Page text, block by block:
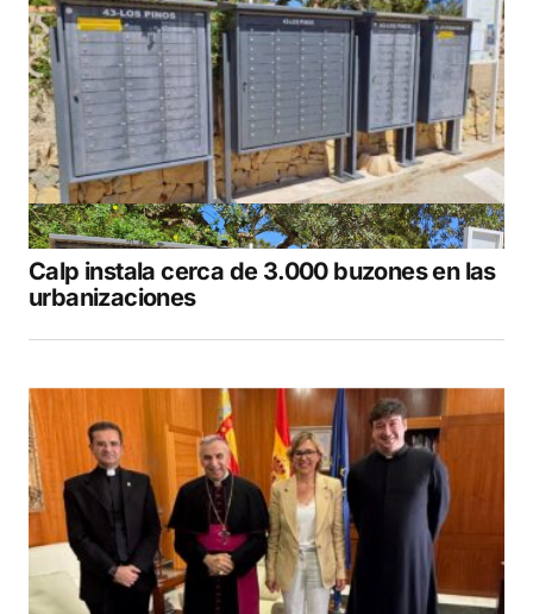
Calp instala cerca de 3.000 buzones en las
urbanizaciones